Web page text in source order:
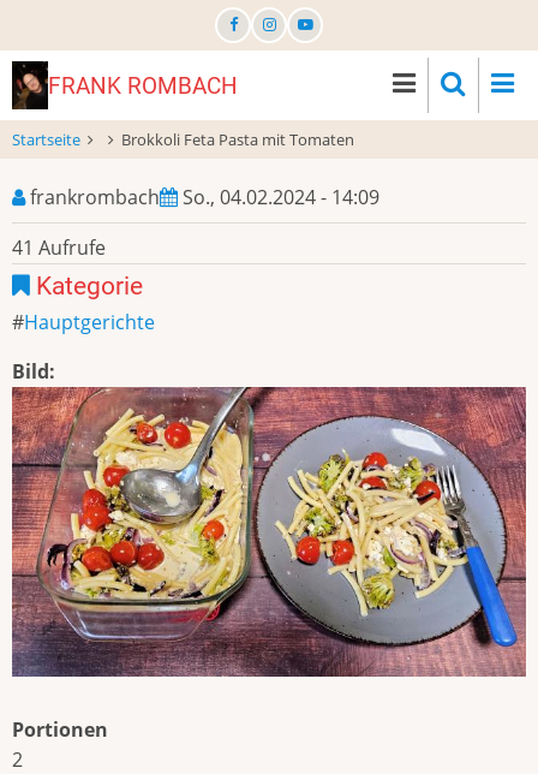
zum
InhaltFRANK ROMBACH
Startseite Brokkoli Feta Pasta mit Tomaten
frankrombach
So., 04.02.2024 - 14:09
41 Aufrufe
Kategorie
Hauptgerichte
Bild:
Portionen
2